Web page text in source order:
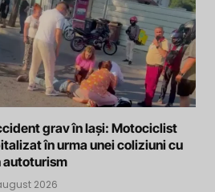
grav în Iași: Motociclist
în urma unei coliziuni cu
autoturism
2026